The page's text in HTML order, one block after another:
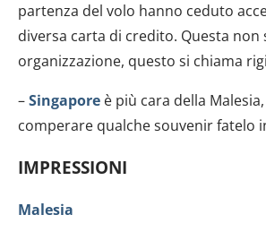
partenza del volo hanno ceduto
diversa carta di credito. Questa non
organizzazione, questo si chiama
–Singapore è più cara della
comperare qualche souvenir fatelo
IMPRESSIONI
Malesia